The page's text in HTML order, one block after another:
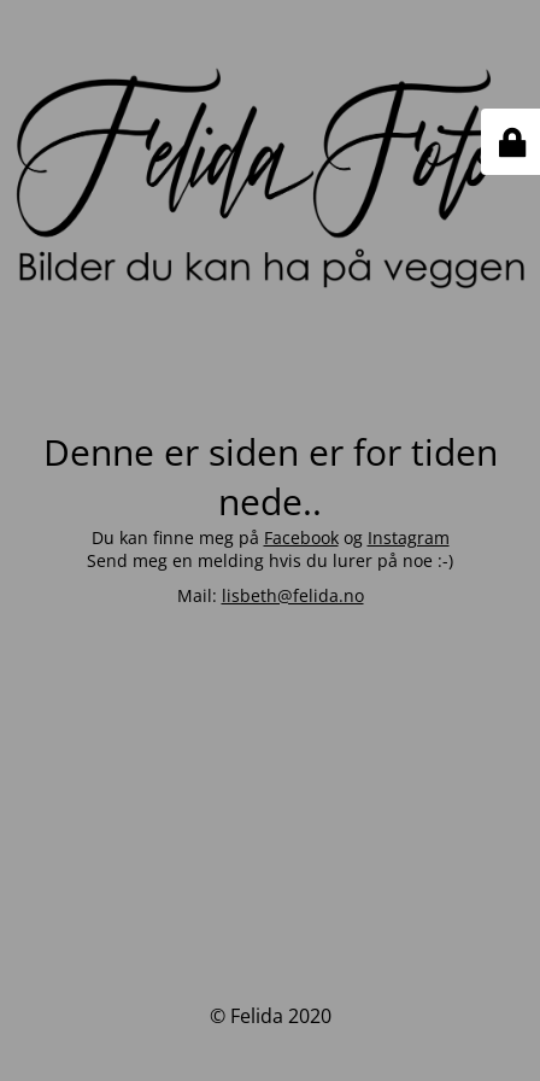
Denne er siden er for tiden
nede..
Du kan finne meg på Facebookog Instagram
Send meg en melding hvis du lurer på noe :-)
Mail: lisbeth@felida.no
© Felida 2020